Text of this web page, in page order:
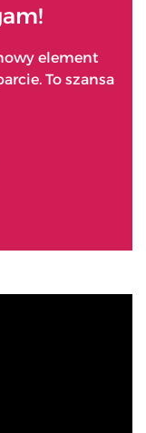
element
To szansa